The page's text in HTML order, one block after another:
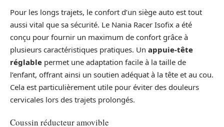
Pour les longs trajets, le confort d’un siège auto est tout
aussi vital que sa sécurité. Le Nania Racer Isofix a été
conçu pour fournir un maximum de confort grâce à
plusieurs caractéristiques pratiques. Un appuie-tête
réglable permet une adaptation facile à la taille de
l’enfant, offrant ainsi un soutien adéquat à la tête et au cou.
Cela est particulièrement utile pour éviter des douleurs
cervicales lors des trajets prolongés.
Coussin réducteur amovible